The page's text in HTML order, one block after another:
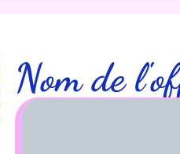
Nom de